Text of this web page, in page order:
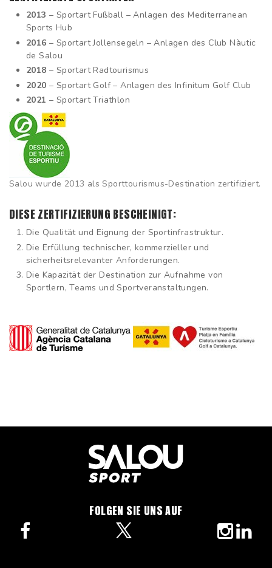
2013 – Sportart Fußball – Anlagen des Mediterranean
Sports Hub
2016 – Sportart Jollensegeln – Anlagen des Club Nàutic
de Salou
2018 – Sportart Radtourismus
2020 – Sportart Golf – Anlagen des Infinitum Golf Club
2021 – Sportart Triathlon
Salou wurde 2013 als Sporttourismus-Destination zertifiziert.
DIESE ZERTIFIZIERUNG BESCHEINIGT:
Die Qualität und Eignung der Sportinfrastruktur.
Die Erfüllung technischer, kommerzieller und
sicherheitsrelevanter Anforderungen.
Die Kapazität der Destination zur Aufnahme von
Sportlern, Teams und Sportveranstaltungen.
FOLGEN SIE UNS AUF
twitter